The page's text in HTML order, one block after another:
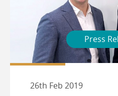
Press
26th Feb 2019